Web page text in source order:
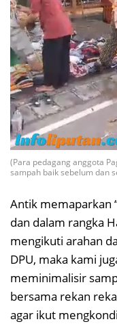
(Para pedagang anggota
sampah baik sebelum dan
Antik memaparkan
dan dalam rangka
mengikuti arahan
DPU, maka kami
meminimalisir
bersama rekan
agar ikut